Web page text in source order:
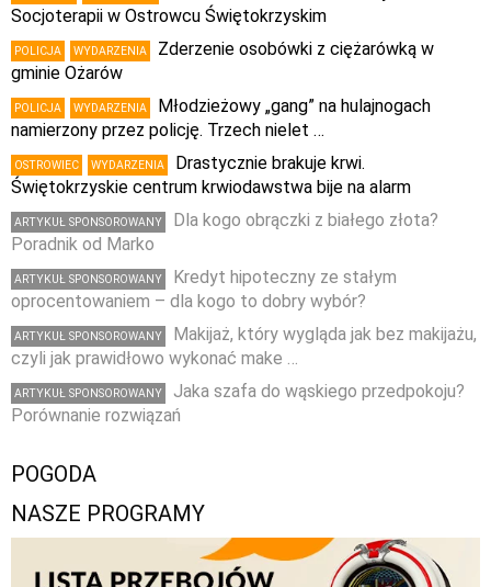
Socjoterapii w Ostrowcu Świętokrzyskim
POLICJA WYDARZENIA
Zderzenie osobówki z ciężarówką w
gminie Ożarów
POLICJA WYDARZENIA
Młodzieżowy „gang” na hulajnogach
namierzony przez policję. Trzech nielet …
OSTROWIEC WYDARZENIA
Drastycznie brakuje krwi.
Świętokrzyskie centrum krwiodawstwa bije na alarm
ARTYKUŁ SPONSOROWANY
Dla kogo obrączki z białego złota?
Poradnik od Marko
ARTYKUŁ SPONSOROWANY
Kredyt hipoteczny ze stałym
oprocentowaniem – dla kogo to dobry wybór?
ARTYKUŁ SPONSOROWANY
Makijaż, który wygląda jak bez makijażu,
czyli jak prawidłowo wykonać make …
ARTYKUŁ SPONSOROWANY
Jaka szafa do wąskiego przedpokoju?
Porównanie rozwiązań
POGODA
NASZE PROGRAMY